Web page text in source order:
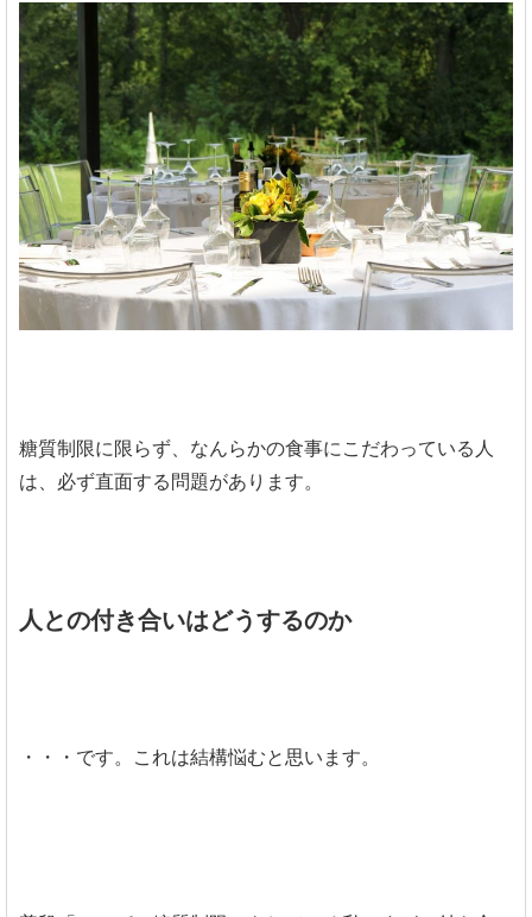
糖質制限に限らず、なんらかの食事にこだわっている人
は、必ず直面する問題があります。
人との付き合いはどうするのか
・・・です。これは結構悩むと思います。